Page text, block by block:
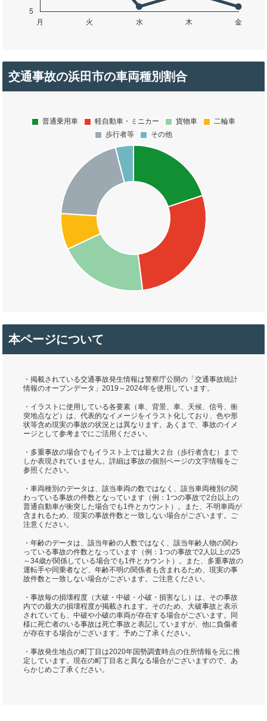
交通事故の浜田市の車両種別割合
本ページについて
・掲載されている交通事故発生情報は警察庁公開の「交通事故統計
情報のオープンデータ」2019～2024年を使用しています。
・イラストに使用している各要素（車、背景、車、天候、信号、衝
突地点など）は、代表的なイメージをイラスト化しており、色や形
状等含め現実の事故の状況とは異なります。あくまで、事故のイメ
ージとして参考までにご活用ください。
・多重事故の場合でもイラスト上では最大２台（歩行者含む）まで
しか表現されていません。詳細は事故の個別ページの文字情報をご
参照ください。
・車両種別のデータは、該当車両の数ではなく、該当車両種別の関
わっている事故の件数となっています（例：1つの事故で2台以上の
普通自動車が衝突した場合でも1件とカウント）。また、不明車両が
含まれるため、現実の事故件数と一致しない場合がございます。ご
注意ください。
・年齢のデータは、該当年齢の人数ではなく、該当年齢人物の関わ
っている事故の件数となっています（例：1つの事故で2人以上の25
～34歳が関係している場合でも1件とカウント）。また、多重事故の
運転手や同乗者など、年齢不明の関係者も含まれるため、現実の事
故件数と一致しない場合がございます。ご注意ください。
・事故毎の損壊程度（大破・中破・小破・損害なし）は、その事故
内での最大の損壊程度が掲載されます。そのため、大破事故と表示
されていても、中破や小破の車両が存在する場合がございます。同
様に死亡者のいる事故は死亡事故と表記していますが、他に負傷者
が存在する場合がございます。予めご了承ください。
・事故発生地点の町丁目は2020年国勢調査時点の住所情報を元に推
定しています。現在の町丁目名と異なる場合がございますので、あ
らかじめご了承ください。